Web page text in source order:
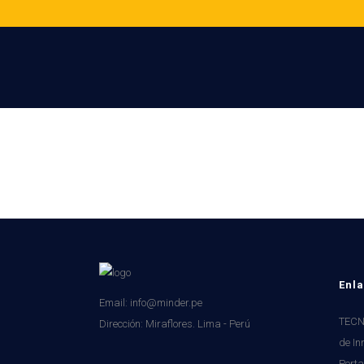
Email: info@minder.pe
Dirección: Miraflores. Lima - Perú
de